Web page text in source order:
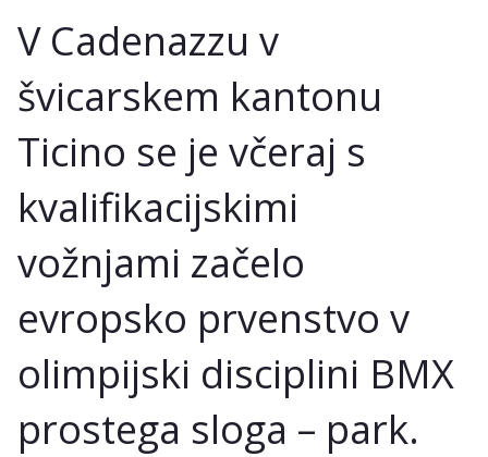
V Cadenazzu v
švicarskem kantonu
Ticino se je včeraj s
kvalifikacijskimi
vožnjami začelo
evropsko prvenstvo v
olimpijski disciplini BMX
prostega sloga – park.